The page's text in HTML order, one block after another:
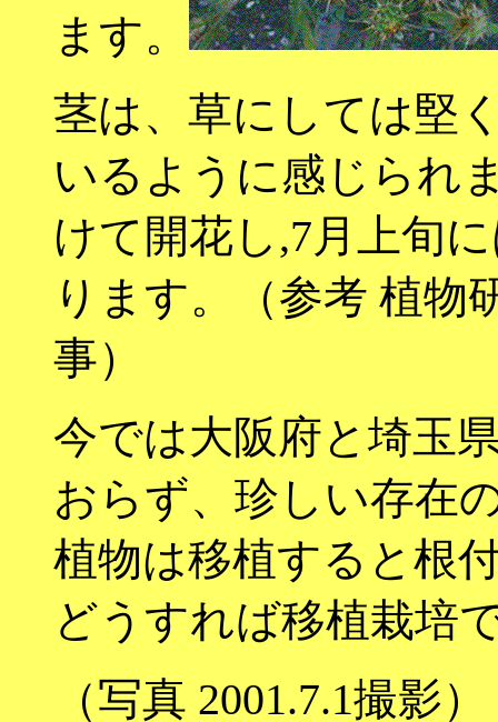
ます。
茎は、草にしては堅
いるように感じられ
けて開花し,7月上旬
ります。（参考 植
事）
今では大阪府と埼玉
おらず、珍しい存在
植物は移植すると根
どうすれば移植栽培
（写真 2001.7.1撮影）